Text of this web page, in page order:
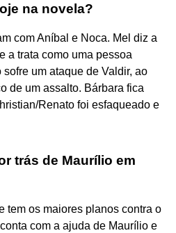
na novela?
com Aníbal e Noca. Mel diz a
a trata como uma pessoa
um ataque de Valdir, ao
de um assalto. Bárbara fica
Renato foi esfaqueado e
trás de Maurílio em
tem os maiores planos contra o
com a ajuda de Maurílio e